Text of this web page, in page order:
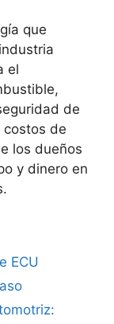
que
el
de
costos de
los dueños
y dinero en
ECU